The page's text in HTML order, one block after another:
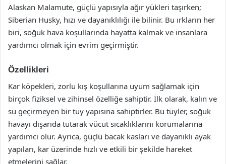
Alaskan Malamute, güçlü yapısıyla ağır yükleri taşırken;
Siberian Husky, hızı ve dayanıklılığı ile bilinir. Bu ırkların her
biri, soğuk hava koşullarında hayatta kalmak ve insanlara
yardımcı olmak için evrim geçirmiştir.
Özellikleri
Kar köpekleri, zorlu kış koşullarına uyum sağlamak için
birçok fiziksel ve zihinsel özelliğe sahiptir. İlk olarak, kalın ve
su geçirmeyen bir tüy yapısına sahiptirler. Bu tüyler, soğuk
havayı dışarıda tutarak vücut sıcaklıklarını korumalarına
yardımcı olur. Ayrıca, güçlü bacak kasları ve dayanıklı ayak
yapıları, kar üzerinde hızlı ve etkili bir şekilde hareket
etmelerini sağlar.